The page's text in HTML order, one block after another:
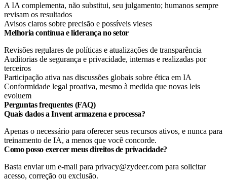
A IA complementa, não substitui, seu julgamento; humanos sempre
revisam os resultados
Avisos claros sobre precisão e possíveis vieses
Melhoria contínua e liderança no setor
Revisões regulares de políticas e atualizações de transparência
Auditorias de segurança e privacidade, internas e realizadas por
terceiros
Participação ativa nas discussões globais sobre ética em IA
Conformidade legal proativa, mesmo à medida que novas leis
evoluem
Perguntas frequentes (FAQ)
Quais dados a Invent armazena e processa?
Apenas o necessário para oferecer seus recursos ativos, e nunca para
treinamento de IA, a menos que você concorde.
Como posso exercer meus direitos de privacidade?
Basta enviar um e-mail para privacy@zydeer.com para solicitar
acesso, correção ou exclusão.